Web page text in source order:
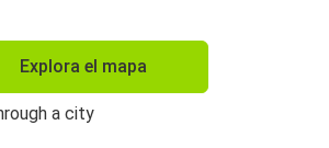
Explora el mapa